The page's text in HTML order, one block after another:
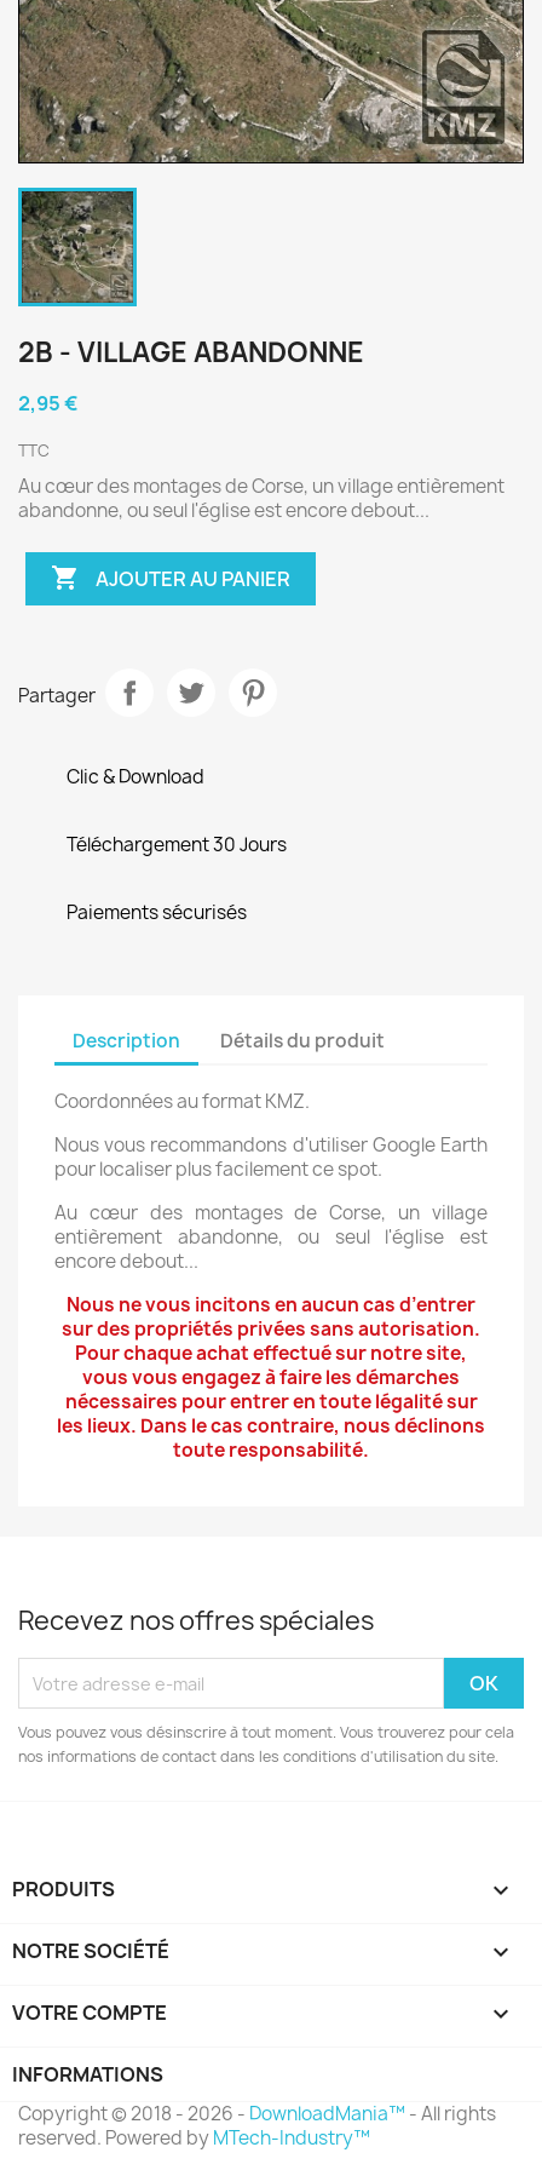
2B - VILLAGE ABANDONNE
2,95 €
TTC
Au cœur des montages de Corse, un village entièrement
abandonne, ou seul l'église est encore debout...
 AJOUTER AU PANIER
Partager
Clic & Download
Téléchargement 30 Jours
Paiements sécurisés
Description Détails du produit
Coordonnées au format KMZ.
Nous vous recommandons d'utiliser Google Earth
pour localiser plus facilement ce spot.
Au cœur des montages de Corse, un village
entièrement abandonne, ou seul l'église est
encore debout...
Nous ne vous incitons en aucun cas d’entrer
sur des propriétés privées sans autorisation.
Pour chaque achat effectué sur notre site,
vous vous engagez à faire les démarches
nécessaires pour entrer en toute légalité sur
les lieux. Dans le cas contraire, nous déclinons
toute responsabilité.
Recevez nos offres spéciales
Vous pouvez vous désinscrire à tout moment. Vous trouverez pour cela
nos informations de contact dans les conditions d'utilisation du site.
PRODUITS 
NOTRE SOCIÉTÉ 
VOTRE COMPTE 
INFORMATIONS
Copyright © 2018 - 2026 - DownloadMania™ - All rights
reserved. Powered byMTech-Industry™